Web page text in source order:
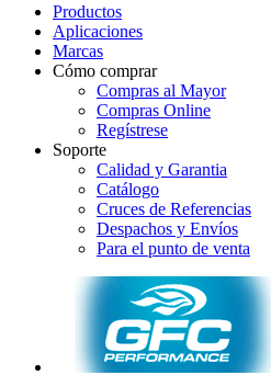
Productos
Aplicaciones
Marcas
Cómo comprar
Compras al Mayor
Compras Online
Regístrese
Soporte
Calidad y Garantia
Catálogo
Cruces de Referencias
Despachos y Envíos
Para el punto de venta